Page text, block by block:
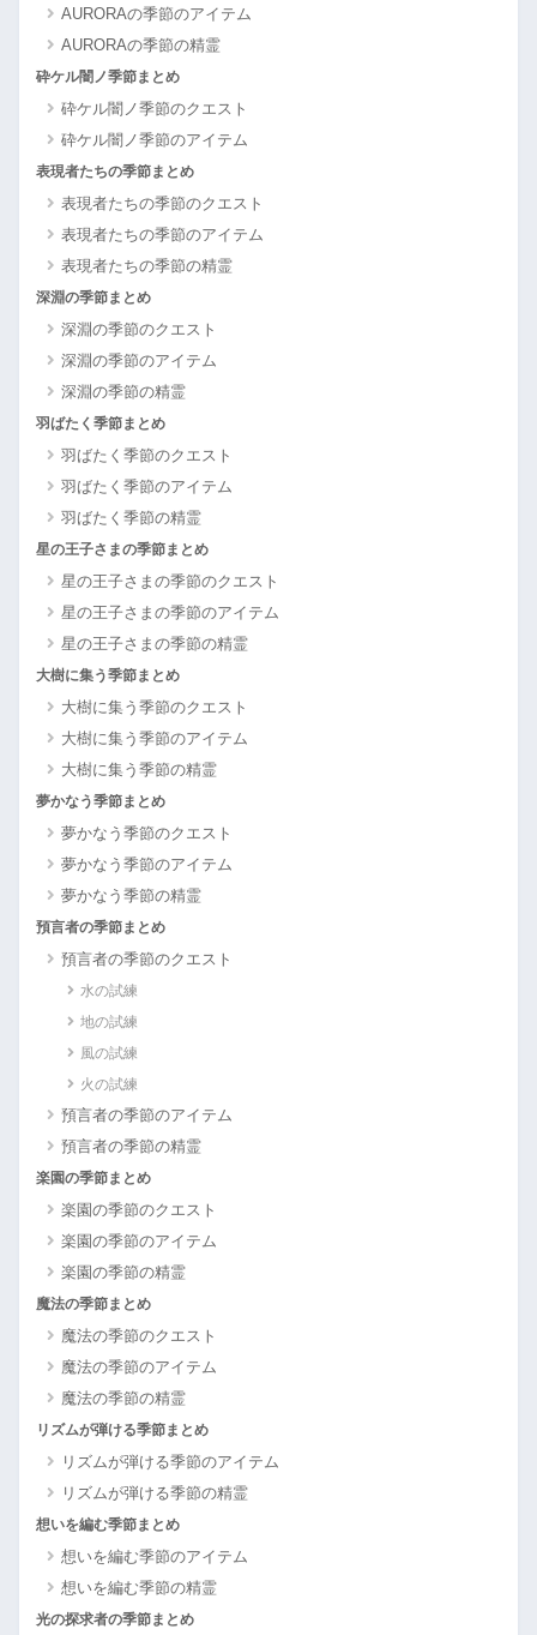
AURORAの季節のアイテム
AURORAの季節の精霊
砕ケル闇ノ季節まとめ
砕ケル闇ノ季節のクエスト
砕ケル闇ノ季節のアイテム
表現者たちの季節まとめ
表現者たちの季節のクエスト
表現者たちの季節のアイテム
表現者たちの季節の精霊
深淵の季節まとめ
深淵の季節のクエスト
深淵の季節のアイテム
深淵の季節の精霊
羽ばたく季節まとめ
羽ばたく季節のクエスト
羽ばたく季節のアイテム
羽ばたく季節の精霊
星の王子さまの季節まとめ
星の王子さまの季節のクエスト
星の王子さまの季節のアイテム
星の王子さまの季節の精霊
大樹に集う季節まとめ
大樹に集う季節のクエスト
大樹に集う季節のアイテム
大樹に集う季節の精霊
夢かなう季節まとめ
夢かなう季節のクエスト
夢かなう季節のアイテム
夢かなう季節の精霊
預言者の季節まとめ
預言者の季節のクエスト
水の試練
地の試練
風の試練
火の試練
預言者の季節のアイテム
預言者の季節の精霊
楽園の季節まとめ
楽園の季節のクエスト
楽園の季節のアイテム
楽園の季節の精霊
魔法の季節まとめ
魔法の季節のクエスト
魔法の季節のアイテム
魔法の季節の精霊
リズムが弾ける季節まとめ
リズムが弾ける季節のアイテム
リズムが弾ける季節の精霊
想いを編む季節まとめ
想いを編む季節のアイテム
想いを編む季節の精霊
光の探求者の季節まとめ